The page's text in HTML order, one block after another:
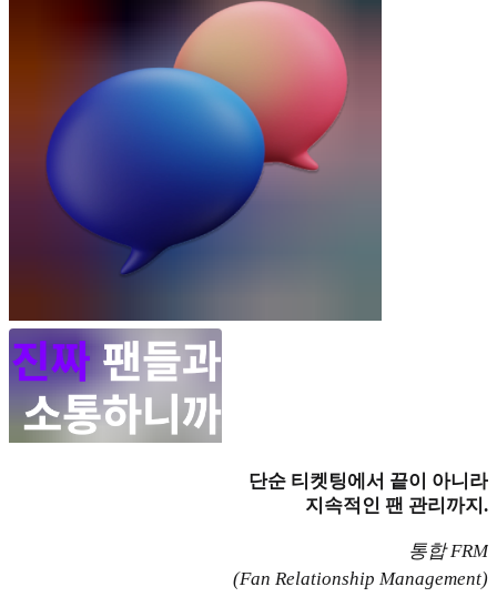
단순 티켓팅에서 끝이 아니라
지속적인 팬 관리까지.
통합 FRM
(Fan Relationship Management)